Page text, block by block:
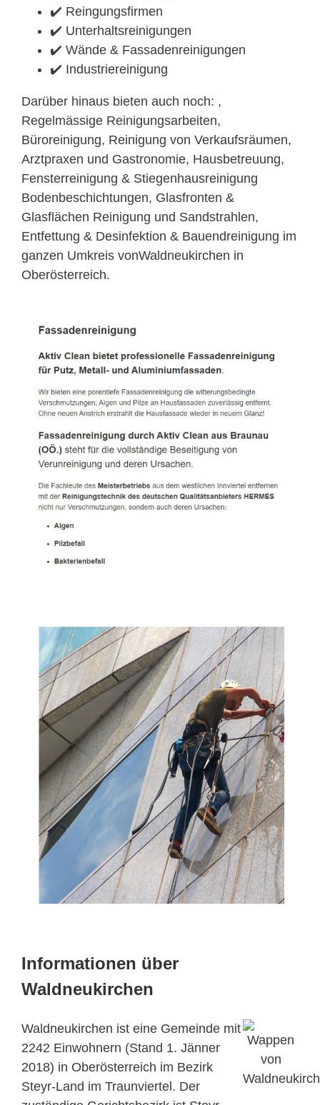
✔️ Reingungsfirmen
✔️ Unterhaltsreinigungen
✔️ Wände & Fassadenreinigungen
✔️ Industriereinigung
Darüber hinaus bieten auch noch: ,
Regelmässige Reinigungsarbeiten,
Büroreinigung, Reinigung von Verkaufsräumen,
Arztpraxen und Gastronomie, Hausbetreuung,
Fensterreinigung & Stiegenhausreinigung
Bodenbeschichtungen, Glasfronten &
Glasflächen Reinigung und Sandstrahlen,
Entfettung & Desinfektion & Bauendreinigung im
ganzen Umkreis vonWaldneukirchen in
Oberösterreich.
Informationen über
Waldneukirchen
Waldneukirchen ist eine Gemeinde mit
2242 Einwohnern (Stand 1. Jänner
2018) in Oberösterreich im Bezirk
Steyr-Land im Traunviertel. Der